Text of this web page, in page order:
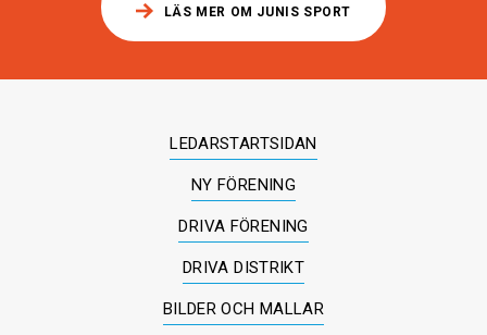
LÄS MER OM JUNIS SPORT
LEDARSTARTSIDAN
NY FÖRENING
DRIVA FÖRENING
DRIVA DISTRIKT
BILDER OCH MALLAR